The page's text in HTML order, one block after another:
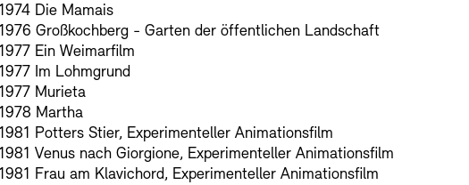
1974 Die Mamais
1976 Großkochberg - Garten der öffentlichen Landschaft
1977 Ein Weimarfilm
1977 Im Lohmgrund
1977 Murieta
1978 Martha
1981 Potters Stier, Experimenteller Animationsfilm
1981 Venus nach Giorgione, Experimenteller Animationsfilm
1981 Frau am Klavichord, Experimenteller Animationsfilm